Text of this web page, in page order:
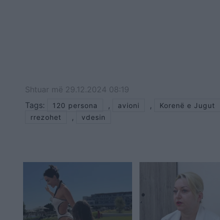
Shtuar më 29.12.2024 08:19
Tags:
120 persona , avioni ,
Korenë e Jugut
rrezohet
, vdesin